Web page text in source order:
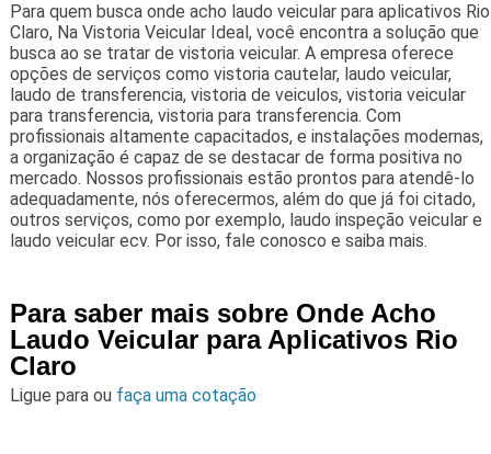
Para quem busca onde acho laudo veicular para aplicativos Rio
Claro, Na Vistoria Veicular Ideal, você encontra a solução que
busca ao se tratar de vistoria veicular. A empresa oferece
opções de serviços como vistoria cautelar, laudo veicular,
laudo de transferencia, vistoria de veiculos, vistoria veicular
para transferencia, vistoria para transferencia. Com
profissionais altamente capacitados, e instalações modernas,
a organização é capaz de se destacar de forma positiva no
mercado. Nossos profissionais estão prontos para atendê-lo
adequadamente, nós oferecermos, além do que já foi citado,
outros serviços, como por exemplo, laudo inspeção veicular e
laudo veicular ecv. Por isso, fale conosco e saiba mais.
Para saber mais sobre Onde Acho
Laudo Veicular para Aplicativos Rio
Claro
Ligue para ou faça uma cotação